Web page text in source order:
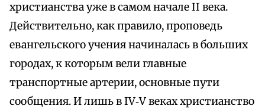
христианства уже в самом начале II века.
Действительно, как правило, проповедь
евангельского учения начиналась в больших
городах, к которым вели главные
транспортные артерии, основные пути
сообщения. И лишь в IV‑V веках христианство